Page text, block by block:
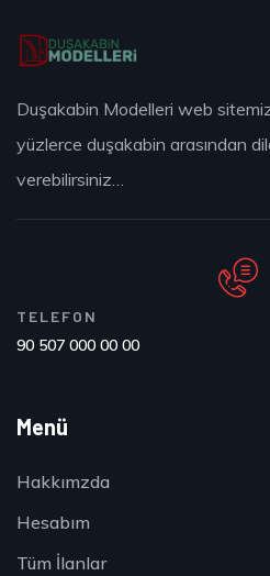
Duşakabin Modelleri web
yüzlerce duşakabin arasından
verebilirsiniz…
TELEFON
90 507 000 00 00
Menü
Hakkımzda
Hesabım
Tüm İlanlar